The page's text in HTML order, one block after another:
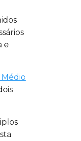
e